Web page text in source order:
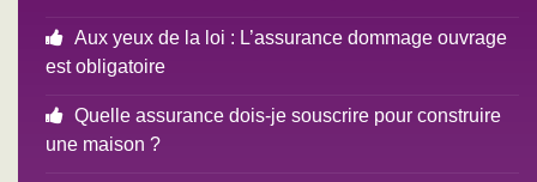
Aux yeux de la loi : L’assurance dommage ouvrage
est obligatoire
Quelle assurance dois-je souscrire pour construire
une maison ?